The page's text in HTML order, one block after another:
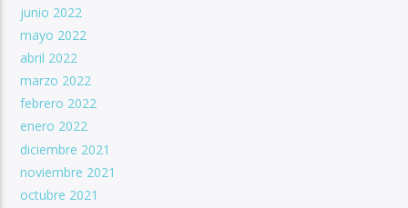
junio 2022
mayo 2022
abril 2022
marzo 2022
febrero 2022
enero 2022
diciembre 2021
noviembre 2021
octubre 2021